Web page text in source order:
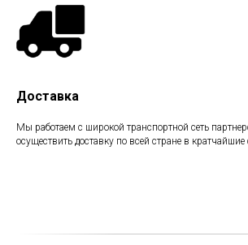
Доставка
Мы работаем с широкой транспортной сеть
осуществить доставку по всей стране в кратчайшие